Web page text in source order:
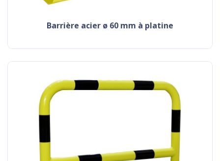
barrière acier ø 60 mm à platine